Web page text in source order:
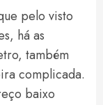
pelo visto
há as
também
complicada.
baixo